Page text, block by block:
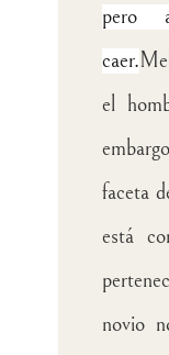
pero
caer.
el
faceta
está
novio